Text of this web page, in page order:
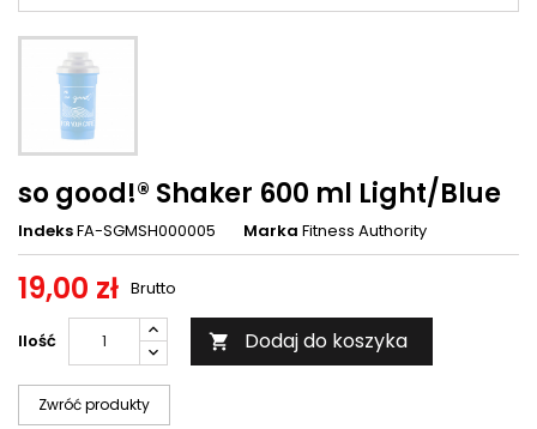
so good!® Shaker 600 ml Light/Blue
IndeksFA-SGMSH000005 Marka Fitness Authority
19,00 zł Brutto
Ilość  Dodaj do koszyka
Zwróć produkty